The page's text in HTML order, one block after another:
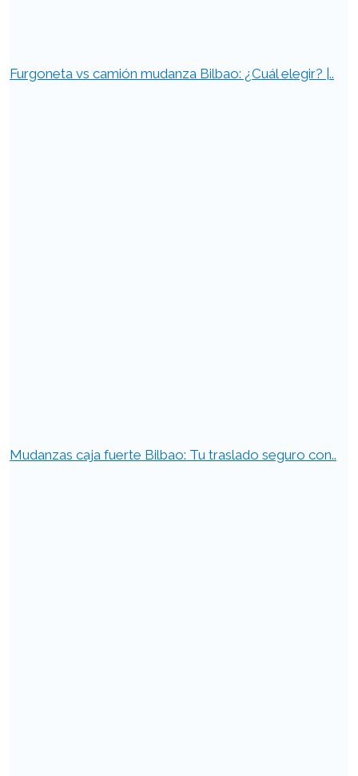
Furgoneta vs camión mudanza Bilbao: ¿Cuál elegir? |..
Mudanzas caja fuerte Bilbao: Tu traslado seguro con..